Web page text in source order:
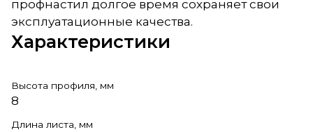
профнастил долгое время сохраняет свои
эксплуатационные качества.
Характеристики
Высота профиля, мм
8
Длина листа, мм